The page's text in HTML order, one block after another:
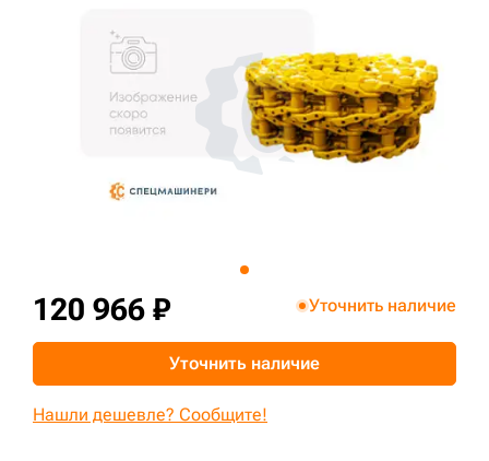
120 966 ₽ Уточнить наличие
Уточнить наличие
Нашли дешевле? Сообщите!
3D тур по производству
3D тур по складам
sksale@skdst.ru